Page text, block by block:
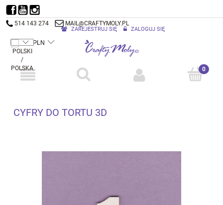
514 143 274 MAIL@CRAFTYMOLY.PL
ZAREJESTRUJ SIĘ ZALOGUJ SIĘ
CYFRY DO TORTU 3D